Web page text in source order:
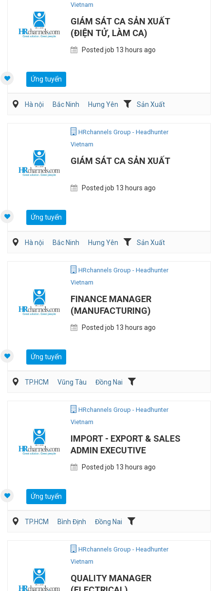
Vietnam
GIÁM SÁT CA SẢN XUẤT
(ĐIỆN TỬ, LÀM CA)
Posted job 13 hours ago
Ứng tuyển
Hà nội Bắc Ninh Hưng Yên
Sản Xuất
HRchannels Group - Headhunter
Vietnam
GIÁM SÁT CA SẢN XUẤT
Posted job 13 hours ago
Ứng tuyển
Hà nội Bắc Ninh Hưng Yên
Sản Xuất
HRchannels Group - Headhunter
Vietnam
FINANCE MANAGER
(MANUFACTURING)
Posted job 13 hours ago
Ứng tuyển
TP.HCM Vũng Tàu
Đồng Nai
HRchannels Group - Headhunter
Vietnam
IMPORT - EXPORT & SALES
ADMIN EXECUTIVE
Posted job 13 hours ago
Ứng tuyển
TP.HCM Bình Định
Đồng Nai
HRchannels Group - Headhunter
Vietnam
QUALITY MANAGER